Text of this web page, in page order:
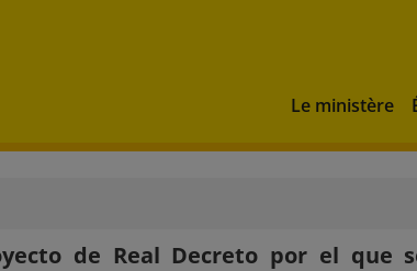
Le ministère
de Real Decreto por el que